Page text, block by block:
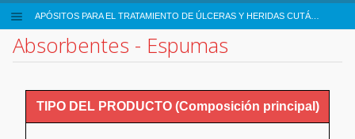
>
APÓSITOS PARA EL TRATAMIENTO DE ÚLCERAS Y HERIDAS CUTÁNEAS CRÓNICAS
Absorbentes - Espumas
TIPO DEL PRODUCTO (Composición principal)